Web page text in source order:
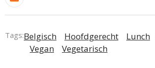
Tags:Belgisch Hoofdgerecht Lunch
Vegan
Vegetarisch